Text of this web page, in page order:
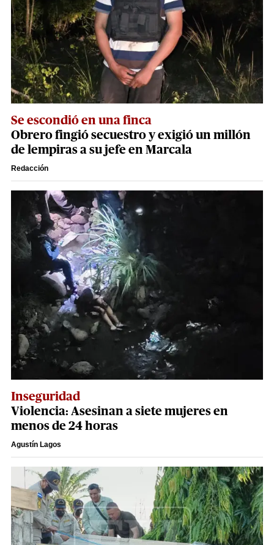
Se escondió en una finca
Obrero fingió secuestro y exigió un millón
de lempiras a su jefe en Marcala
Redacción
Inseguridad
Violencia: Asesinan a siete mujeres en
menos de 24 horas
Agustín Lagos